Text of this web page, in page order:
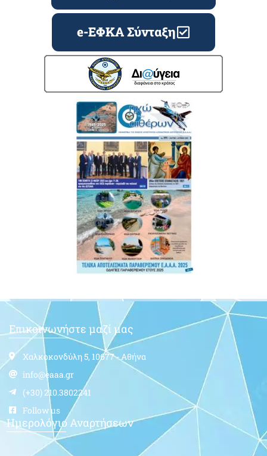
e-ΕΦΚΑ Σύνταξη
Επικοινωνήστε μαζί μας
Χαλκοκονδύλη 5, 10677 - Αθήνα
info@eaaa.gr
(+30) 210.3802241
Follow us
Ημερολόγιο Αναρτήσεων